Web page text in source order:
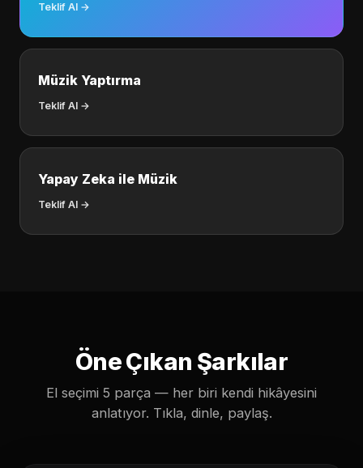
Teklif Al →
Müzik Yaptırma
Teklif Al →
Yapay Zeka ile Müzik
Teklif Al →
Öne Çıkan Şarkılar
El seçimi 5 parça — her biri kendi hikâyesini
anlatıyor. Tıkla, dinle, paylaş.